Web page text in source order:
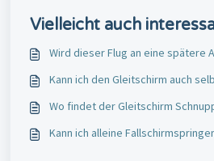
Vielleicht auch
Wird dieser Flug an eine spätere
Kann ich den Gleitschirm auch
Wo findet der Gleitschirm
Kann ich alleine